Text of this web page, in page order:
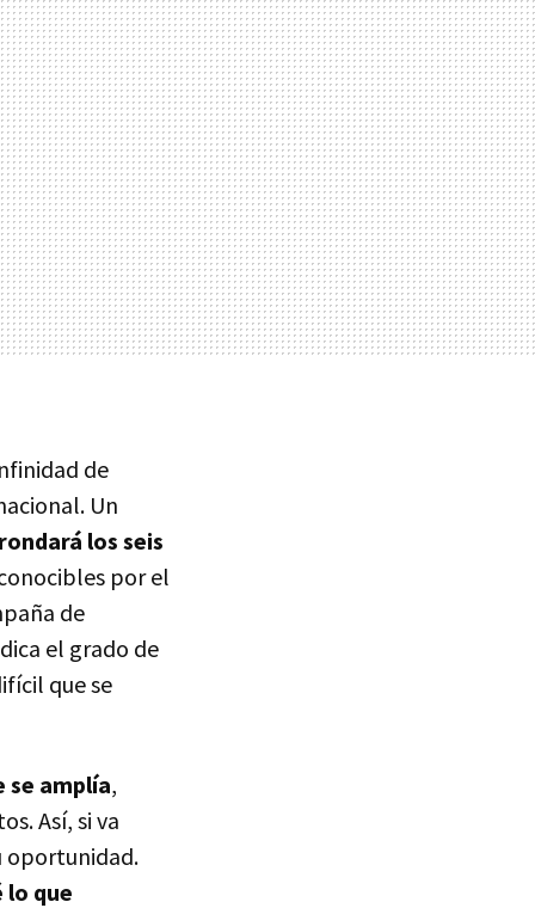
de
Un
los seis
por el
de
el grado de
que se
se amplía,
Así, si va
oportunidad.
lo que